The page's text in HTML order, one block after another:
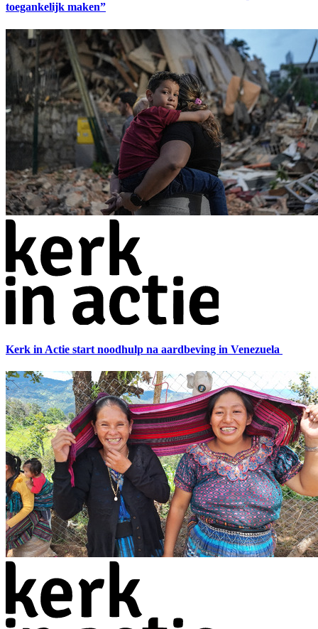
toegankelijk maken”
Kerk in Actie start noodhulp na aardbeving in Venezuela